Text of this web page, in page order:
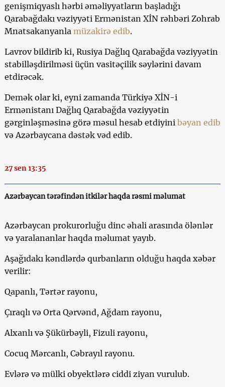
genişmiqyaslı hərbi əməliyyatların başladığı
Qarabağdakı vəziyyəti Ermənistan XİN rəhbəri Zohrab
Mnatsakanyanla müzakirə edib.
Lavrov bildirib ki, Rusiya Dağlıq Qarabağda vəziyyətin
stabilləşdirilməsi üçün vasitəçilik səylərini davam
etdirəcək.
Demək olar ki, eyni zamanda Türkiyə XİN-i
Ermənistanı Dağlıq Qarabağda vəziyyətin
gərginləşməsinə görə məsul hesab etdiyini bəyan edib
və Azərbaycana dəstək vəd edib.
27 sen 13:35
Azərbaycan tərəfindən itkilər haqda rəsmi məlumat
Azərbaycan prokurorluğu dinc əhali arasında ölənlər
və yaralananlar haqda məlumat yayıb.
Aşağıdakı kəndlərdə qurbanların olduğu haqda xəbər
verilir:
Qapanlı, Tərtər rayonu,
Çıraqlı və Orta Qərvənd, Ağdam rayonu,
Alxanlı və Şükürbəyli, Fizuli rayonu,
Cocuq Mərcanlı, Cəbrayıl rayonu.
Evlərə və mülki obyektlərə ciddi ziyan vurulub.